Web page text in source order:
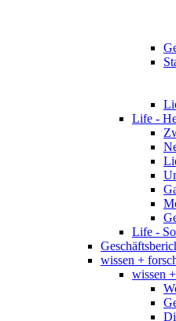
Life -
Life -
wissen +
wissen